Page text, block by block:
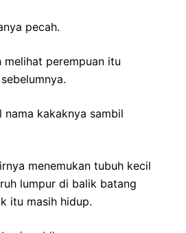
pecah.
melihat perempuan itu
kakaknya sambil
menemukan tubuh kecil
lumpur di balik batang
itu masih hidup.